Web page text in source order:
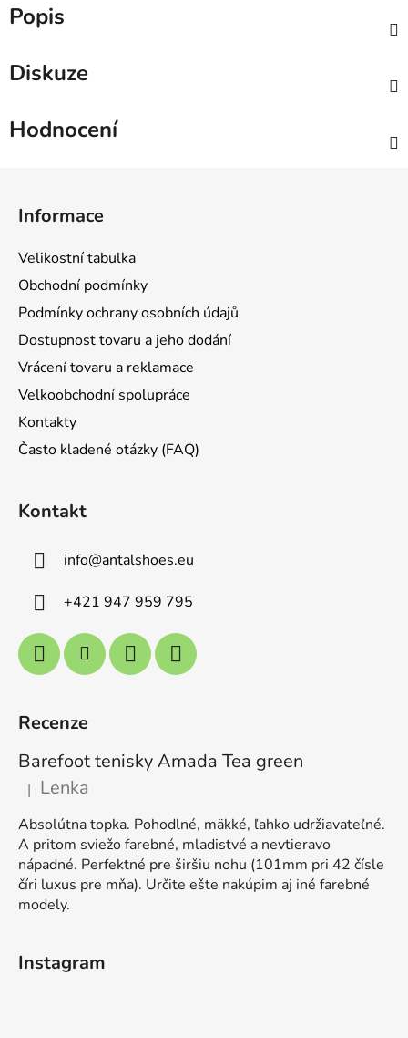
Popis
Diskuze
Hodnocení
Informace
Velikostní tabulka
Obchodní podmínky
Podmínky ochrany osobních údajů
Dostupnost tovaru a jeho dodání
Vrácení tovaru a reklamace
Velkoobchodní spolupráce
Kontakty
Často kladené otázky (FAQ)
Kontakt
info@antalshoes.eu
+421 947 959 795
Recenze
Barefoot tenisky Amada Tea green
Hodnocení produktu je 5 z 5 hvězdiček.
| Lenka
Absolútna topka. Pohodlné, mäkké, ľahko udržiavateľné.
A pritom sviežo farebné, mladistvé a nevtieravo
nápadné. Perfektné pre širšiu nohu (101mm pri 42 čísle
číri luxus pre mňa). Určite ešte nakúpim aj iné farebné
modely.
Instagram